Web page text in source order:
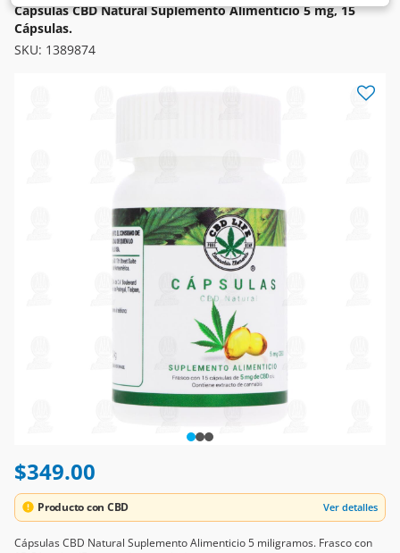
Cápsulas CBD Natural Suplemento Alimenticio 5 mg, 15
Cápsulas.
SKU: 1389874
$349.00
Producto con CBD Ver detalles
Cápsulas CBD Natural Suplemento Alimenticio 5 miligramos. Frasco con